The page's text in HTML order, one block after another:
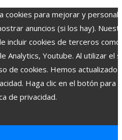
cookies para mejorar y
anuncios (si los hay).
incluir cookies de terceros como
Analytics, Youtube. Al utilizar el
de cookies. Hemos actualizado
Haga clic en el botón para
de privacidad.